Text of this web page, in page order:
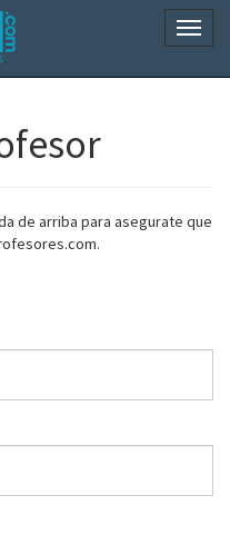
de arriba para asegurate que